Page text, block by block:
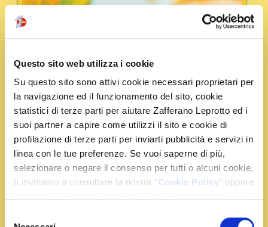
Questo sito web utilizza i cookie
Su questo sito sono attivi cookie necessari proprietari per
la navigazione ed il funzionamento del sito, cookie
statistici di terze parti per aiutare Zafferano Leprotto ed i
suoi partner a capire come utilizzi il sito e cookie di
profilazione di terze parti per inviarti pubblicità e servizi in
linea con le tue preferenze. Se vuoi saperne di più,
selezionare o negare il consenso per tutti o alcuni cookie,
ti invitiamo a consultare la nostra "Cookie Policy" oppure
Crespelle allo zafferano con ricotta e